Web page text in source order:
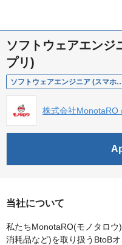
ソフトウェアエンジ
プリ)
ソフトウェアエンジニア (スマ
株式会社MonotaRO
当社について
私たちMonotaRO(モノタロウ
消耗品など)を取り扱うBtoB